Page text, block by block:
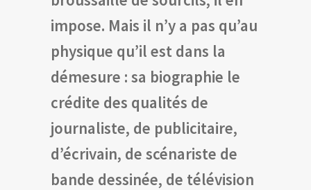
impose. Mais il n’y a pas qu’au
physique qu’il est dans la
démesure : sa biographie le
crédite des qualités de
journaliste, de publicitaire,
d’écrivain, de scénariste de
bande dessinée, de télévision